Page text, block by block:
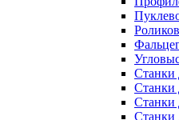
Станки
Станки
Станки
Станки